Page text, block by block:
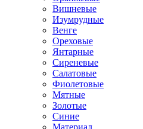
Вишневые
Изумрудные
Венге
Ореховые
Янтарные
Сиреневые
Салатовые
Фиолетовые
Мятные
Золотые
Синие
Материал